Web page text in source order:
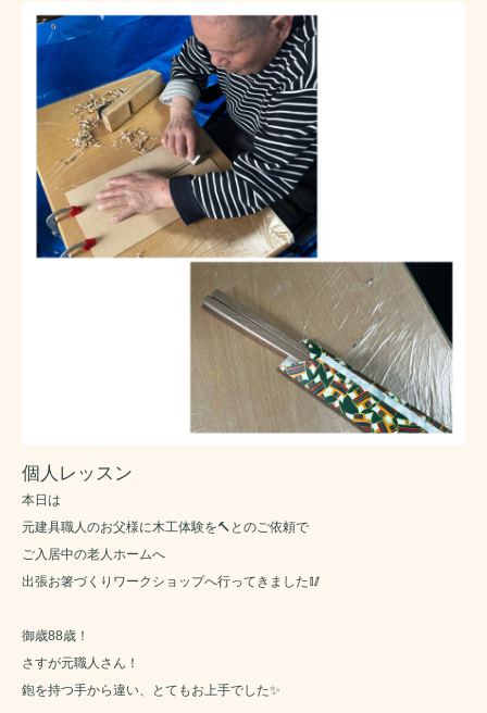
個人レッスン
本日は
元建具職人のお父様に木工体験を🔨とのご依頼で
ご入居中の老人ホームへ
出張お箸づくりワークショップへ行ってきました🥢
御歳88歳！
さすが元職人さん！
鉋を持つ手から違い、とてもお上手でした✨️